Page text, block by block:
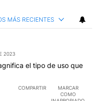
MÁS RECIENTES
2023
el tipo de uso que
COMPARTIR
MARCAR
COMO